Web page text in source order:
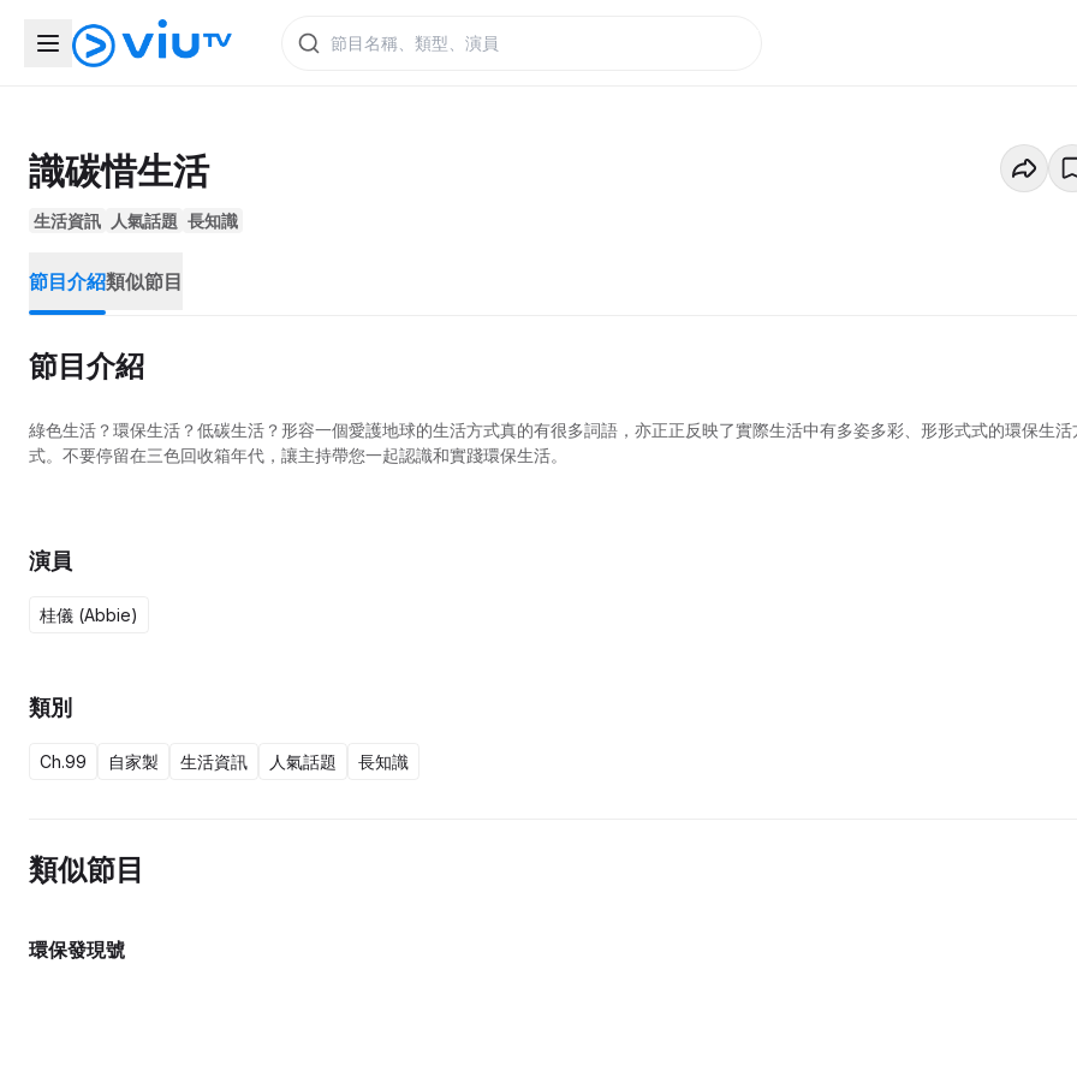
識碳惜生活
生活資訊 人氣話題 長知識
節目介紹類似節目
節目介紹
綠色生活？環保生活？低碳生活？形容一個愛護地球的生活方式真的有很多詞語，亦正正反映了實際生活中有多姿多彩、形形式式的環保生活
式。不要停留在三色回收箱年代，讓主持帶您一起認識和實踐環保生活。
演員
桂儀 (Abbie)
類別
Ch.99 自家製 生活資訊 人氣話題 長知識
類似節目
環保發現號